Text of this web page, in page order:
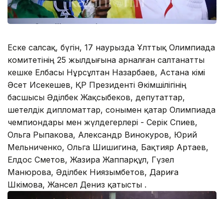
Еске салсақ, бүгін, 17 наурызда Ұлттық Олимпиада
комитетінің 25 жылдығына арналған салтанатты
кешке Елбасы Нұрсұлтан Назарбаев, Астана әкімі
Әсет Исекешев, ҚР Президенті Әкімшілігінің
басшысы Әділбек Жақсыбеков, депутаттар,
шетелдік дипломаттар, сонымен қатар Олимпиада
чемпиондары мен жүлдегерлері - Серік Сәпиев,
Ольга Рыпакова, Александр Винокуров, Юрий
Мельниченко, Ольга Шишигина, Бақтияр Артаев,
Елдос Сметов, Жазира Жаппарқұл, Гүзел
Манюрова, Әділбек Ниязымбетов, Дариға
Шәкімова, Жансел Дениз қатысты .